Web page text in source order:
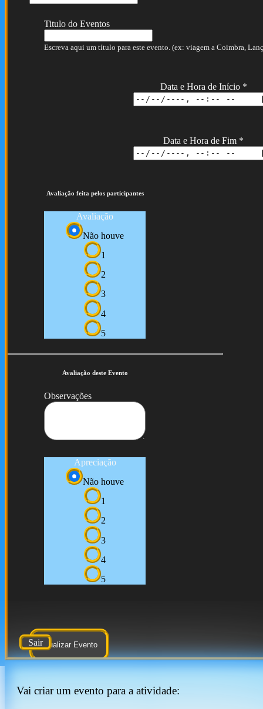
Titulo do Eventos
Escreva aqui um título para este evento. (ex: viagem a Coimbra,
Data e Hora de Início *
Data e Hora de Fim *
Avaliação feita pelos participantes
Avaliação
Não houve
1
2
3
4
5
Avaliação deste Evento
Observações
Apreciação
Não houve
1
2
3
4
5
Atualizar Evento
Sair
Vai criar um evento para a atividade: